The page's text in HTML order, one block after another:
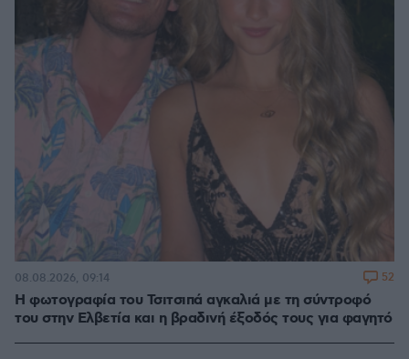
Η φωτογραφία του Τσιτσιπά αγκαλιά με τη σύντροφό
του στην Ελβετία και η βραδινή έξοδός τους για φαγητό
08.08.2026, 09:14 52